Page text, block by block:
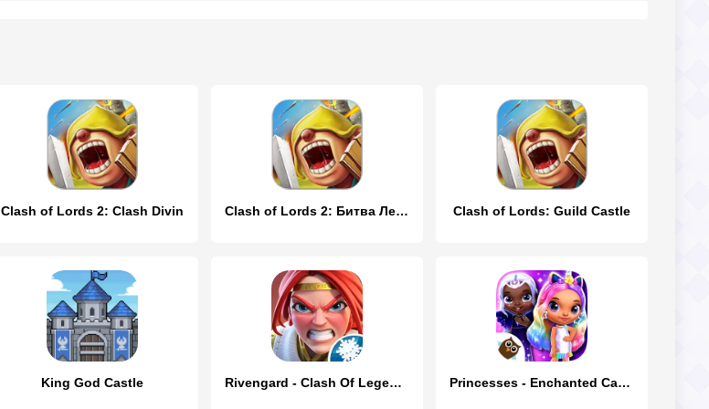
Clash of Lords 2: Clash Divin Clash of Lords 2: Битва Легенд Clash of Lords: Guild Castle
King God Castle Rivengard - Clash Of Legends Princesses - Enchanted Castle